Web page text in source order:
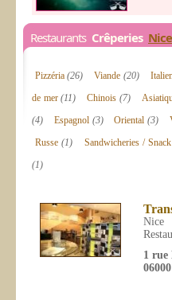
Restaurants Crêperies Nice
Pizzéria(26) Viande (20)
de mer(11) Chinois (7)
(4)
Espagnol (3) Oriental(3)
Russe(1) Sandwicheries /
(1)
Nice
1 rue
06000